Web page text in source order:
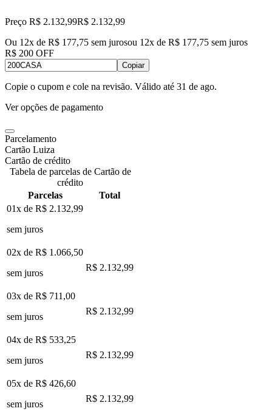
Preço R$ 2.132,99R$ 2.132,99
Ou 12x de R$ 177,75 sem jurosou 12x de R$ 177,75 sem juros
R$ 200 OFF
Copiar
Copie o cupom e cole na revisão. Válido até 31 de ago.
Ver opções de pagamento
Parcelamento
Cartão Luiza
Cartão de crédito
Tabela de parcelas de Cartão de
crédito
Parcelas
Total
01x de R$ 2.132,99
sem juros
02x de R$ 1.066,50
sem juros
R$ 2.132,99
03x de R$ 711,00
sem juros
R$ 2.132,99
04x de R$ 533,25
sem juros
R$ 2.132,99
05x de R$ 426,60
sem juros
R$ 2.132,99